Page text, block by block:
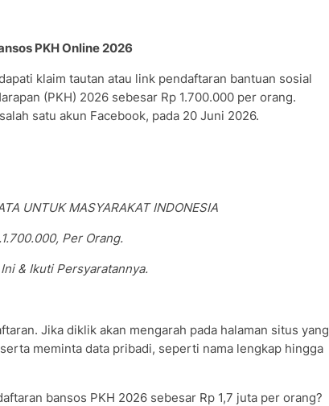
PKH Online 2026
klaim tautan atau link pendaftaran bantuan sosial
(PKH) 2026 sebesar Rp 1.700.000 per orang.
satu akun Facebook, pada 20 Juni 2026.
UNTUK MASYARAKAT INDONESIA
Per Orang.
& Ikuti Persyaratannya.
Jika diklik akan mengarah pada halaman situs yang
meminta data pribadi, seperti nama lengkap hingga
bansos PKH 2026 sebesar Rp 1,7 juta per orang?